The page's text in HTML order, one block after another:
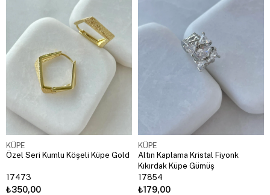
KÜPE
Özel Seri Kumlu Köşeli Küpe Gold
17473
₺350,00
KÜPE
Altın Kaplama Kristal Fiyonk
Kıkırdak Küpe Gümüş
17854
₺179,00